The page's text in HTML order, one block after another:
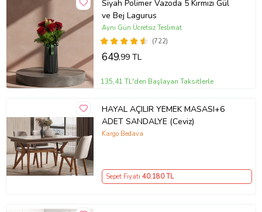
Siyah Polimer Vazoda 5 Kırmızı Gül
ve Bej Lagurus
(722)
Aynı Gün Ücretsiz Teslimat
649,99 TL
135,41 TL'den Başlayan Taksitlerle
HAYAL AÇILIR YEMEK MASASI+6
ADET SANDALYE (Ceviz)
Kargo Bedava
Sepet Fiyatı 40.180TL